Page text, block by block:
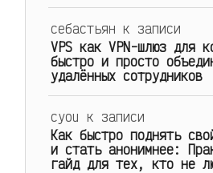
себастьян к записи
VPS как VPN-шлюз для
быстро и просто
удалённых сотрудников
cyou к записи
Как быстро поднять
и стать анонимнее:
гайд для тех, кто не